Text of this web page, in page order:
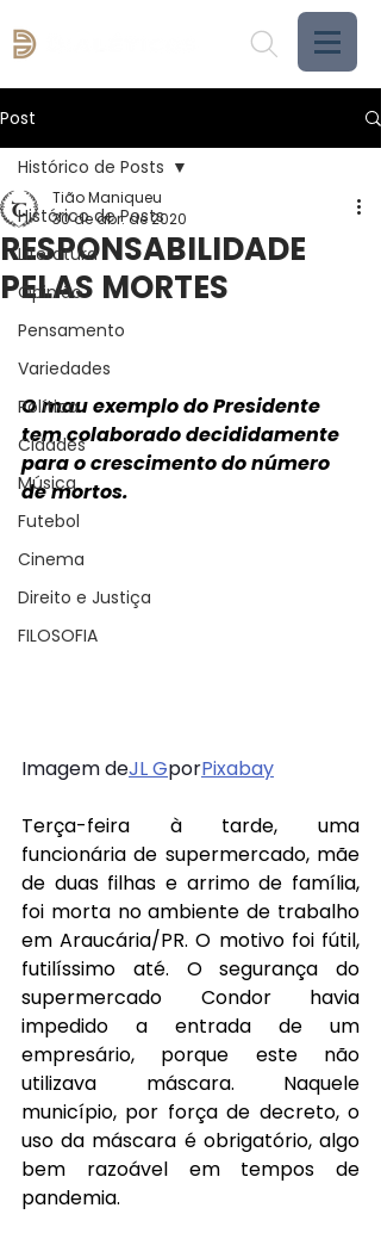
Post
Histórico de Posts
Literatura
Opinião
Pensamento
Variedades
Política
Cidades
Música
Futebol
Cinema
Direito e Justiça
FILOSOFIA
Histórico de Posts
RESPONSABILIDADE
PELAS MORTES
Tião Maniqueu
30 de abr. de 2020
O mau exemplo do Presidente
tem colaborado decididamente
para o crescimento do número
de mortos.
Imagem deJL GporPixabay
Terça-feira à tarde, uma
funcionária de supermercado, mãe
de duas filhas e arrimo de família,
foi morta no ambiente de trabalho
em Araucária/PR. O motivo foi fútil,
futilíssimo até. O segurança do
supermercado Condor havia
impedido a entrada de um
empresário, porque este não
utilizava máscara. Naquele
município, por força de decreto, o
uso da máscara é obrigatório, algo
bem razoável em tempos de
pandemia.